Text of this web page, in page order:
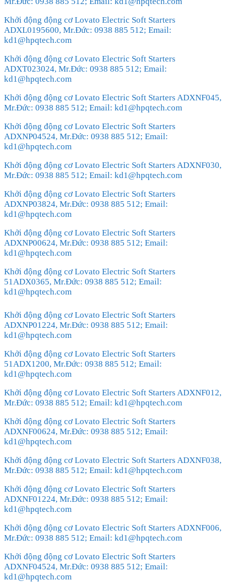
Khởi động động cơ Lovato Electric Soft Starters
ADXL0195600, Mr.Đức: 0938 885 512; Email:
kd1@hpqtech.com
Khởi động động cơ Lovato Electric Soft Starters
ADXT023024, Mr.Đức: 0938 885 512; Email:
kd1@hpqtech.com
Khởi động động cơ Lovato Electric Soft Starters ADXNF045,
Mr.Đức: 0938 885 512; Email: kd1@hpqtech.com
Khởi động động cơ Lovato Electric Soft Starters
ADXNP04524, Mr.Đức: 0938 885 512; Email:
kd1@hpqtech.com
Khởi động động cơ Lovato Electric Soft Starters ADXNF030,
Mr.Đức: 0938 885 512; Email: kd1@hpqtech.com
Khởi động động cơ Lovato Electric Soft Starters
ADXNP03824, Mr.Đức: 0938 885 512; Email:
kd1@hpqtech.com
Khởi động động cơ Lovato Electric Soft Starters
ADXNP00624, Mr.Đức: 0938 885 512; Email:
kd1@hpqtech.com
Khởi động động cơ Lovato Electric Soft Starters
51ADX0365, Mr.Đức: 0938 885 512; Email:
kd1@hpqtech.com
Khởi động động cơ Lovato Electric Soft Starters
ADXNP01224, Mr.Đức: 0938 885 512; Email:
kd1@hpqtech.com
Khởi động động cơ Lovato Electric Soft Starters
51ADX1200, Mr.Đức: 0938 885 512; Email:
kd1@hpqtech.com
Khởi động động cơ Lovato Electric Soft Starters ADXNF012,
Mr.Đức: 0938 885 512; Email: kd1@hpqtech.com
Khởi động động cơ Lovato Electric Soft Starters
ADXNF00624, Mr.Đức: 0938 885 512; Email:
kd1@hpqtech.com
Khởi động động cơ Lovato Electric Soft Starters ADXNF038,
Mr.Đức: 0938 885 512; Email: kd1@hpqtech.com
Khởi động động cơ Lovato Electric Soft Starters
ADXNF01224, Mr.Đức: 0938 885 512; Email:
kd1@hpqtech.com
Khởi động động cơ Lovato Electric Soft Starters ADXNF006,
Mr.Đức: 0938 885 512; Email: kd1@hpqtech.com
Khởi động động cơ Lovato Electric Soft Starters
ADXNF04524, Mr.Đức: 0938 885 512; Email:
kd1@hpqtech.com